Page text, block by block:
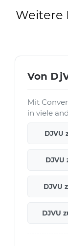
Weitere
Von
Mit
in viele
DJVU
DJVU
DJVU
DJVU